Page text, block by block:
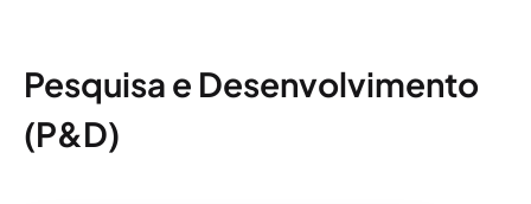
Pesquisa e Desenvolvimento
(P&D)